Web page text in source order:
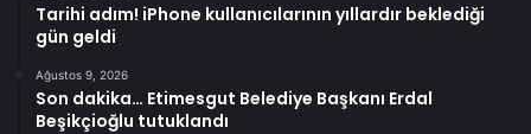
Tarihi adım! iPhone kullanıcılarının yıllardır beklediği
gün geldi
Ağustos 9, 2026
Son dakika… Etimesgut Belediye Başkanı Erdal
Beşikçioğlu tutuklandı